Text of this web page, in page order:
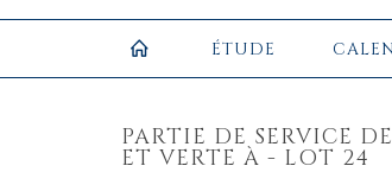
ÉTUDE
PARTIE DE SERVICE
ET VERTE À - LOT 24